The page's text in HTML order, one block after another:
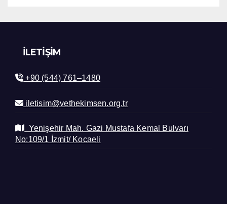
İLETIŞIM
+90 (544) 761–1480
iletisim@vethekimsen.org.tr
Yenişehir Mah. Gazi Mustafa Kemal Bulvarı
No:109/1 İzmit/ Kocaeli